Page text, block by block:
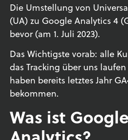
Die Umstellung von
(UA) zu Google Analytics 4
bevor (am 1. Juli 2023).
Das Wichtigste vorab: alle
das Tracking über uns
haben bereits letztes Jahr
bekommen.
Was ist Google